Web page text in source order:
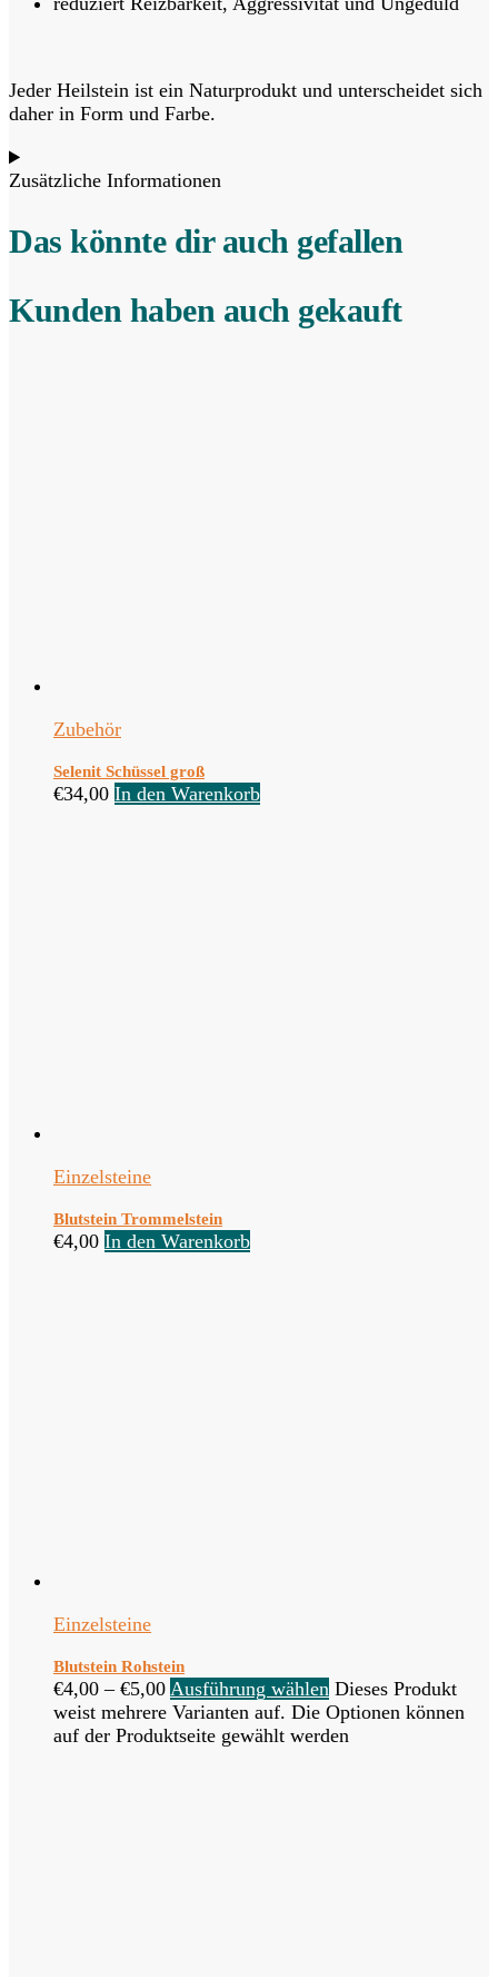
Jeder Heilstein ist ein Naturprodukt und unterscheidet sich
daher in Form und Farbe.
Zusätzliche Informationen
Das könnte dir auch gefallen
Kunden haben auch gekauft
Zubehör
Selenit Schüssel groß
€34,00 In den Warenkorb
Einzelsteine
Blutstein Trommelstein
€4,00 In den Warenkorb
Einzelsteine
Blutstein Rohstein
€4,00 – €5,00 Ausführung wählen Dieses Produkt
weist mehrere Varianten auf. Die Optionen können
auf der Produktseite gewählt werden